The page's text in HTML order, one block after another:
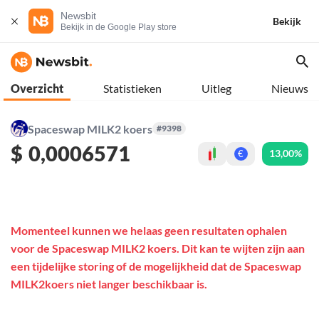
Newsbit
Bekijk in de Google Play store
Bekijk
Overzicht Statistieken Uitleg Nieuws
Spaceswap MILK2 koers #9398
$ 0,0006571 € 13,00%
Momenteel kunnen we helaas geen resultaten ophalen
voor de Spaceswap MILK2 koers. Dit kan te wijten zijn aan
een tijdelijke storing of de mogelijkheid dat de Spaceswap
MILK2koers niet langer beschikbaar is.